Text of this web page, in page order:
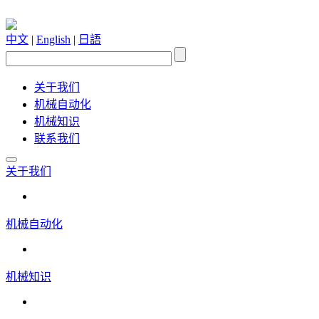
中文 | English | 日語
关于我们
机械自动化
机械知识
联系我们
关于我们
机械自动化
机械知识